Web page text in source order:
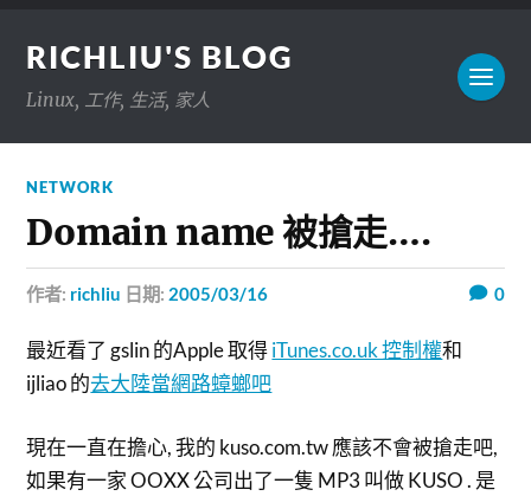
RICHLIU'S BLOG
Linux, 工作, 生活, 家人
NETWORK
Domain name 被搶走….
作者: richliu 日期: 2005/03/16 0
最近看了 gslin 的Apple 取得iTunes.co.uk 控制權和
ijliao 的去大陸當網路蟑螂吧
現在一直在擔心, 我的 kuso.com.tw 應該不會被搶走吧,
如果有一家 OOXX 公司出了一隻 MP3 叫做 KUSO . 是